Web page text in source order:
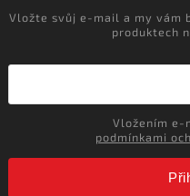
Vložte svůj e-mail a my vám
produktech
podmínkami